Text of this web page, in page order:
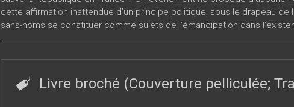
cette affirmation inattendue d’un principe politique, sous le drapeau
sans-noms se constituer comme sujets de l’émancipation dans
l’expérience inédite d’une démocratie contre l’État ? Plutôt que de
Livre broché (Couverture pelliculée;